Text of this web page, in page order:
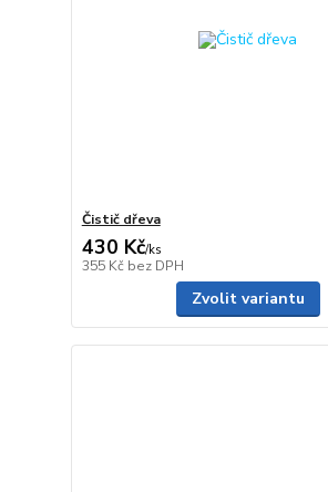
Čistič dřeva
430 Kč/ks
355 Kč bez DPH
Zvolit variantu